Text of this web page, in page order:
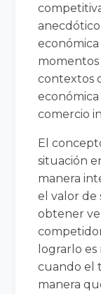
momentos
contextos
económica
comercio
El
situación
manera
el valor de
obtener
lograrlo
cuando el
manera